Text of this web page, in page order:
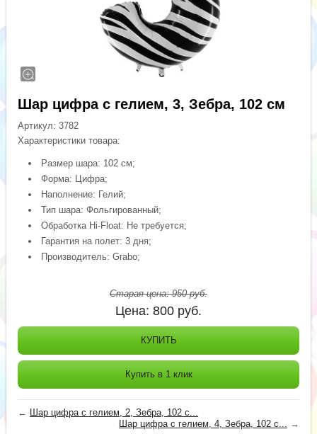
Шар цифра с гелием, 3, Зебра, 102 см
Артикул:3782
Характеристики товара:
Размер шара: 102 см;
Форма: Цифра;
Наполнение: Гелий;
Тип шара: Фольгированный;
Обработка Hi-Float: Не требуется;
Гарантия на полет: 3 дня;
Производитель: Grabo;
Старая цена:950руб.
Цена: 800 руб.
КУПИТЬ
Купить в 1 клик
← Шар цифра с гелием, 2, Зебра, 102 с...
Шар цифра с гелием, 4, Зебра, 102 с...
→